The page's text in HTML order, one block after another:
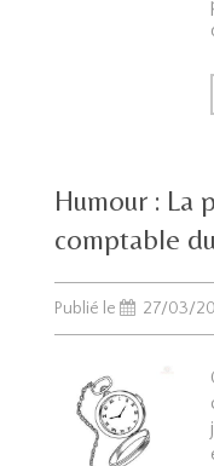
Humour : La
comptable
Publié le 27/03/